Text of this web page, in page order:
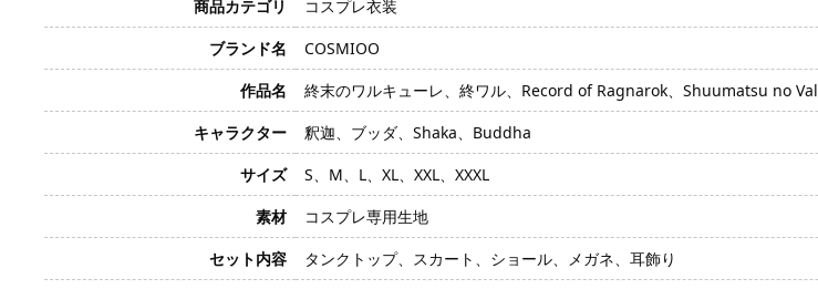
商品カテゴリ
コスプレ衣装
ブランド名
COSMIOO
作品名
終末のワルキューレ、終ワル、Record of Ragnarok、Shuumatsu no
キャラクター
釈迦、ブッダ、Shaka、Buddha
サイズ
S、M、L、XL、XXL、XXXL
素材
コスプレ専用生地
セット内容
タンクトップ、スカート、ショール、メガネ、耳飾り